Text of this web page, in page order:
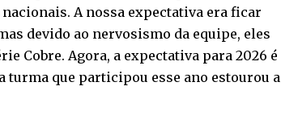
A nossa expectativa era ficar
devido ao nervosismo da equipe, eles
Cobre. Agora, a expectativa para 2026 é
que participou esse ano estourou a